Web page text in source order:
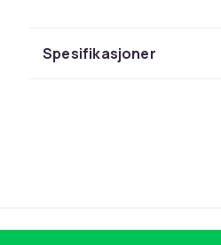
Spesifikasjoner